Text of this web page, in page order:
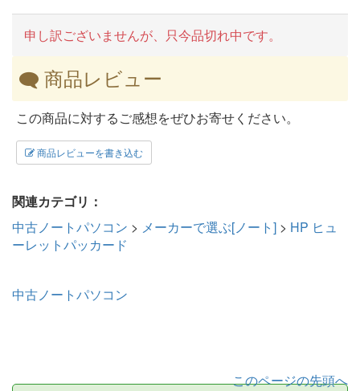
申し訳ございませんが、只今品切れ中です。
商品レビュー
この商品に対するご感想をぜひお寄せください。
商品レビューを書き込む
関連カテゴリ：
中古ノートパソコン > メーカーで選ぶ[ノート] > HP ヒュ
ーレットパッカード
中古ノートパソコン
このページの先頭へ